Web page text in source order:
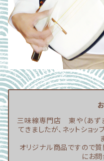
三味線専門店 東や（あず
てきましたが、ネットショ
オリジナル商品ですので
にお問